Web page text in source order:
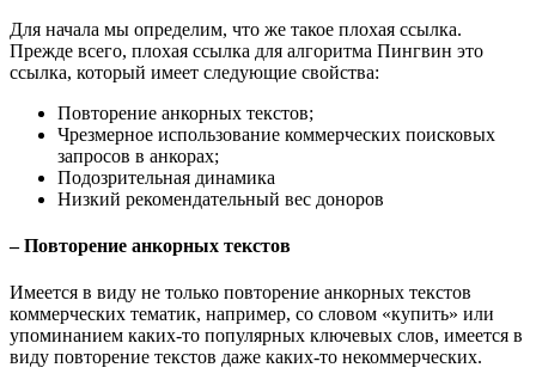
Для начала мы определим, что же такое плохая ссылка.
Прежде всего, плохая ссылка для алгоритма Пингвин это
ссылка, который имеет следующие свойства:
Повторение анкорных текстов;
Чрезмерное использование коммерческих поисковых
запросов в анкорах;
Подозрительная динамика
Низкий рекомендательный вес доноров
– Повторение анкорных текстов
Имеется в виду не только повторение анкорных текстов
коммерческих тематик, например, со словом «купить» или
упоминанием каких-то популярных ключевых слов, имеется в
виду повторение текстов даже каких-то некоммерческих.